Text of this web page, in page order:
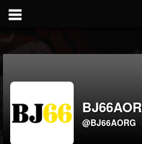
@BJ66AORG